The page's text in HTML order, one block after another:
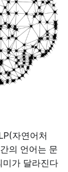
자연어처
의 언어는 문
미가 달라진다